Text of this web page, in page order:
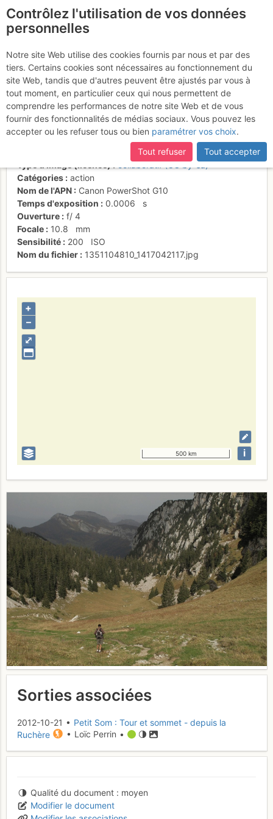
Loïc redescend vers le
Col de Bovinant
Activités
Date/heure
Thomas Ribière
collaboratif (CC by-sa)
Catégories
action
Nom de l'APN
Canon PowerShot G10
Temps d'exposition
0.0006
s
Ouverture
f/ 4
Focale
10.8
mm
Sensibilité
200
ISO
Nom du fichier
1351104810_1417042117.jpg
⤢
+
–
500 km i
Sorties associées
2012-10-21 • Petit Som : Tour et sommet - depuis la
Ruchère
• Loïc Perrin •
Qualité du document
moyen
Modifier le document
Contrôlez l'utilisation de vos données
personnelles
Notre site Web utilise des cookies fournis par nous et par des
tiers. Certains cookies sont nécessaires au fonctionnement du
site Web, tandis que d'autres peuvent être ajustés par vous à
tout moment, en particulier ceux qui nous permettent de
comprendre les performances de notre site Web et de vous
fournir des fonctionnalités de médias sociaux. Vous pouvez les
accepter ou les refuser tous ou bien paramétrer vos choix.
Tout refuser
Tout accepter